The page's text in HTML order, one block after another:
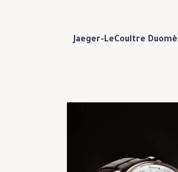
Jaeger-LeCoultre